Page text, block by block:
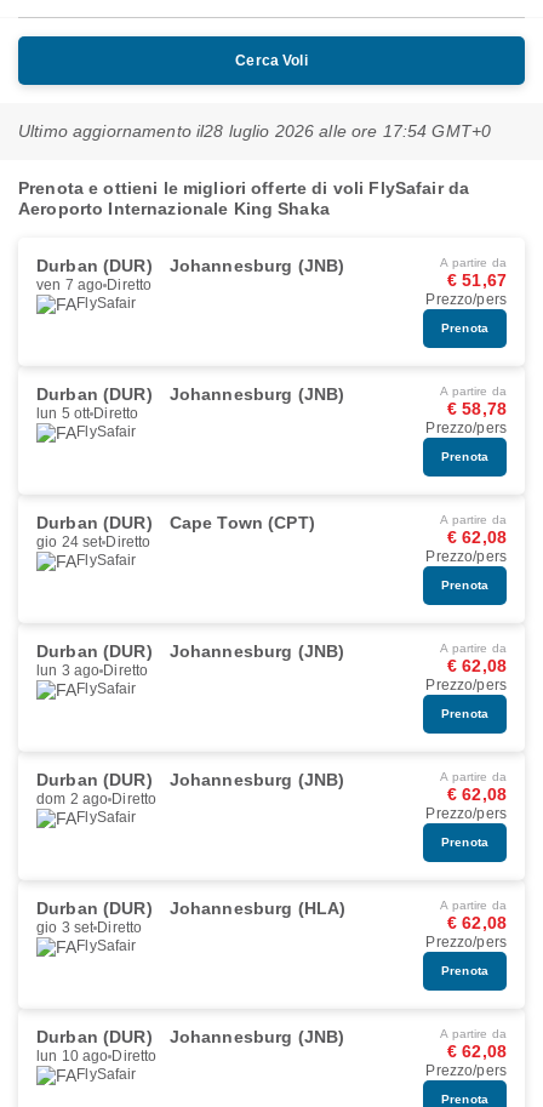
Cerca Voli
Ultimo aggiornamento il28 luglio 2026 alle ore 17:54 GMT+0
Prenota e ottieni le migliori offerte di voli FlySafair da
Aeroporto Internazionale King Shaka
Durban (DUR) Johannesburg (JNB)
ven 7 ago Diretto
FlySafair
A partire da
€ 51,67
Prezzo/pers
Prenota
Durban (DUR) Johannesburg (JNB)
lun 5 ott Diretto
FlySafair
A partire da
€ 58,78
Prezzo/pers
Prenota
Durban (DUR) Cape Town (CPT)
gio 24 set Diretto
FlySafair
A partire da
€ 62,08
Prezzo/pers
Prenota
Durban (DUR) Johannesburg (JNB)
lun 3 ago Diretto
FlySafair
A partire da
€ 62,08
Prezzo/pers
Prenota
Durban (DUR) Johannesburg (JNB)
dom 2 ago Diretto
FlySafair
A partire da
€ 62,08
Prezzo/pers
Prenota
Durban (DUR) Johannesburg (HLA)
gio 3 set Diretto
FlySafair
A partire da
€ 62,08
Prezzo/pers
Prenota
Durban (DUR) Johannesburg (JNB)
lun 10 ago Diretto
FlySafair
A partire da
€ 62,08
Prezzo/pers
Prenota